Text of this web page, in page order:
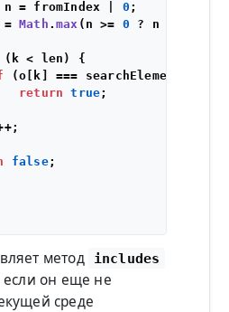
n = fromIndex | 0 ;
= Math .max (n >= 0 ? n : len -
(k < len) {
(o[k] === searchElement) {
return
true;
false;
метод includes
если он еще не
среде